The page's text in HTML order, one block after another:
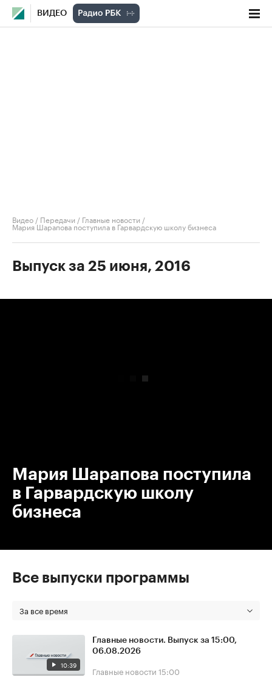
ВИДЕО
Видео / Передачи / Главные новости /
Мария Шарапова поступила в Гарвардскую школу бизнеса
Выпуск за 25 июня, 2016
Мария Шарапова поступила
в Гарвардскую школу
бизнеса
Все выпуски программы
За все время
10:39
Главные новости. Выпуск за 15:00,
06.08.2026
Главные новости 15:00